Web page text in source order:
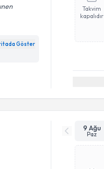
Göster
Takvim
kapalıdır
9 Ağu
Paz